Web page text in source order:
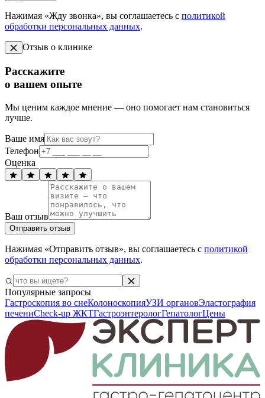
Нажимая «Жду звонка», вы соглашаетесь с политикой
обработки персональных данных.
Отзыв о клинике
Расскажите
о вашем опыте
Мы ценим каждое мнение — оно помогает нам становиться
лучше.
Ваше имя
Телефон
Оценка
Ваш отзыв
Отправить отзыв
Нажимая «Отправить отзыв», вы соглашаетесь с политикой
обработки персональных данных.
Популярные запросы
Гастроскопия во снеКолоноскопияУЗИ органовЭластография
печениCheck-up ЖКТГастроэнтерологГепатологЦены